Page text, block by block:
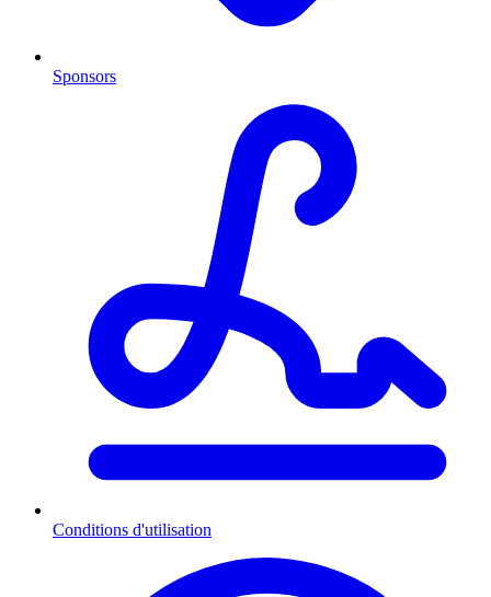
Sponsors
Conditions d'utilisation